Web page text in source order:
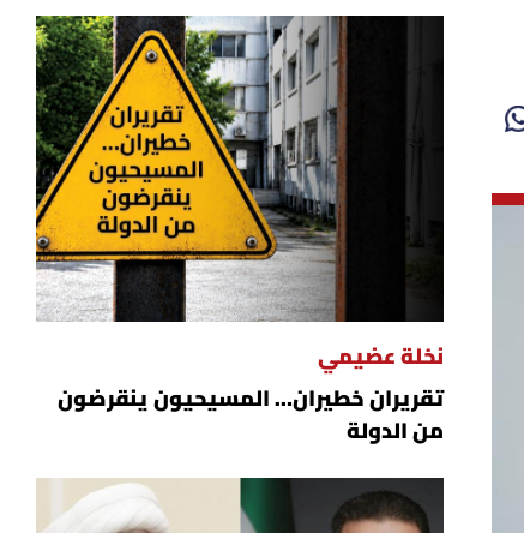
نخلة عضيمي
تقريران خطيران… المسيحيون ينقرضون
من الدولة